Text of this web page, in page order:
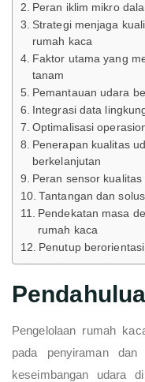
Peran iklim mikro
Strategi menjaga
rumah kaca
Faktor utama yang
tanam
Pemantauan udara
Integrasi data
Optimalisasi
Penerapan kualitas
berkelanjutan
Peran sensor
Tantangan dan
Pendekatan masa
rumah kaca
Penutup
Pengelolaan rumah
pada penyiraman
keseimbangan udara